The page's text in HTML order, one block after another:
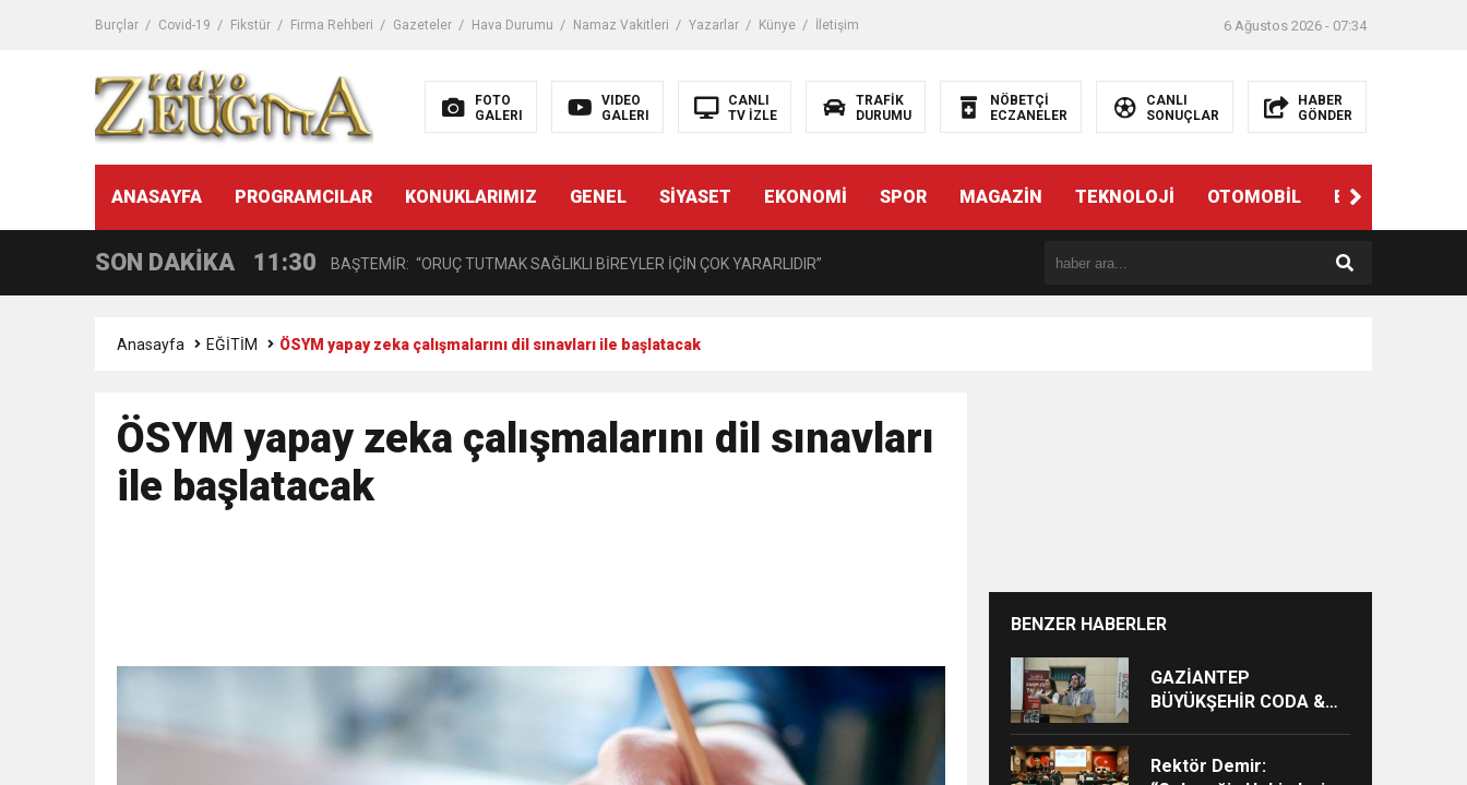
Burçlar Covid-19 Fikstür Firma Rehberi Gazeteler Hava Durumu Namaz Vakitleri Yazarlar Künye İletişim 6 Ağustos 2026 - 07:34
FOTO
GALERI
VIDEO
GALERI
CANLI
TV İZLE
TRAFİK
DURUMU
NÖBETÇİ
ECZANELER
CANLI
SONUÇLAR
HABER
GÖNDER
ANASAYFA PROGRAMCILAR KONUKLARIMIZ GENEL SİYASET EKONOMİ SPOR MAGAZİN TEKNOLOJİ OTOMOBİL EĞİTİM
SON DAKİKA
11:59 GÖĞÜS HASTALIKLARI UZMANINDAN LİSELİLERE BİLGİLENDİRME
11:30 BAŞTEMİR: “ORUÇ TUTMAK SAĞLIKLI BİREYLER İÇİN ÇOK YARARLIDIR”
17:58 “DEPREM SONRASI TRAVMALI OLGULARA CERRAHİ YAKLAŞIM”
16:48
11:41 Gazikültür, yeni bir eseri daha okuyucuyla buluşturdu
Anasayfa EĞİTİM ÖSYM yapay zeka çalışmalarını dil sınavları ile başlatacak
ÖSYM yapay zeka çalışmalarını dil sınavları
ile başlatacak
BENZER HABERLER
GAZİANTEP
BÜYÜKŞEHİR CODA &
MEZUNİYET HEYECANI
Rektör Demir: